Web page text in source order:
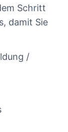
Schritt
damit Sie
/